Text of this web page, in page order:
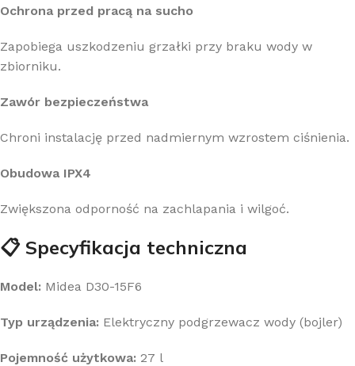
Ochrona przed pracą na sucho
Zapobiega uszkodzeniu grzałki przy braku wody w
zbiorniku.
Zawór bezpieczeństwa
Chroni instalację przed nadmiernym wzrostem ciśnienia.
Obudowa IPX4
Zwiększona odporność na zachlapania i wilgoć.
📋 Specyfikacja techniczna
Model: Midea D30-15F6
Typ urządzenia: Elektryczny podgrzewacz wody (bojler)
Pojemność użytkowa: 27 l